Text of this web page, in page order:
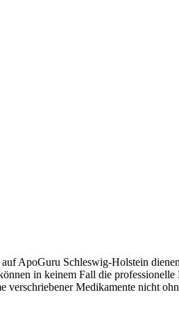
ApoGuru Schleswig-Holstein
in keinem Fall die professionelle
Medikamente nicht